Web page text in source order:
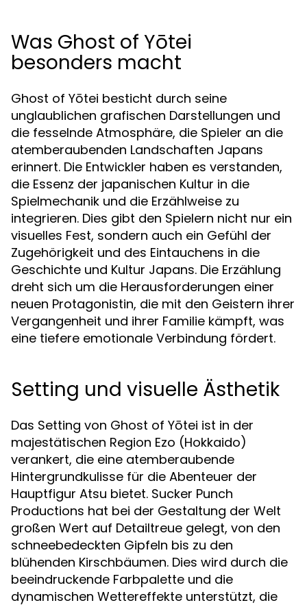
Was Ghost of Yōtei
besonders macht
Ghost of Yōtei besticht durch seine
unglaublichen grafischen Darstellungen und
die fesselnde Atmosphäre, die Spieler an die
atemberaubenden Landschaften Japans
erinnert. Die Entwickler haben es verstanden,
die Essenz der japanischen Kultur in die
Spielmechanik und die Erzählweise zu
integrieren. Dies gibt den Spielern nicht nur ein
visuelles Fest, sondern auch ein Gefühl der
Zugehörigkeit und des Eintauchens in die
Geschichte und Kultur Japans. Die Erzählung
dreht sich um die Herausforderungen einer
neuen Protagonistin, die mit den Geistern ihrer
Vergangenheit und ihrer Familie kämpft, was
eine tiefere emotionale Verbindung fördert.
Setting und visuelle Ästhetik
Das Setting von Ghost of Yōtei ist in der
majestätischen Region Ezo (Hokkaido)
verankert, die eine atemberaubende
Hintergrundkulisse für die Abenteuer der
Hauptfigur Atsu bietet. Sucker Punch
Productions hat bei der Gestaltung der Welt
großen Wert auf Detailtreue gelegt, von den
schneebedeckten Gipfeln bis zu den
blühenden Kirschbäumen. Dies wird durch die
beeindruckende Farbpalette und die
dynamischen Wettereffekte unterstützt, die